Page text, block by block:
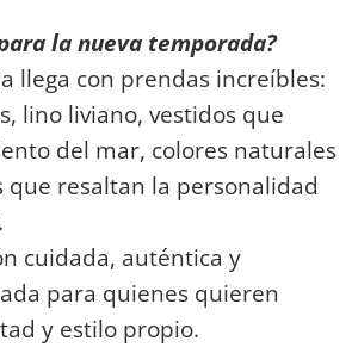
la nueva temporada?
llega con prendas increíbles:
lino liviano, vestidos que
del mar, colores naturales
que resaltan la personalidad
cuidada, auténtica y
para quienes quieren
y estilo propio.